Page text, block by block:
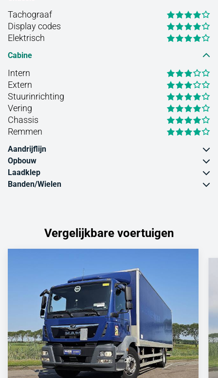
Tachograaf
Display codes
Elektrisch
Cabine
Intern
Extern
Stuurinrichting
Vering
Chassis
Remmen
Aandrijflijn
Opbouw
Laadklep
Banden/Wielen
Vergelijkbare voertuigen